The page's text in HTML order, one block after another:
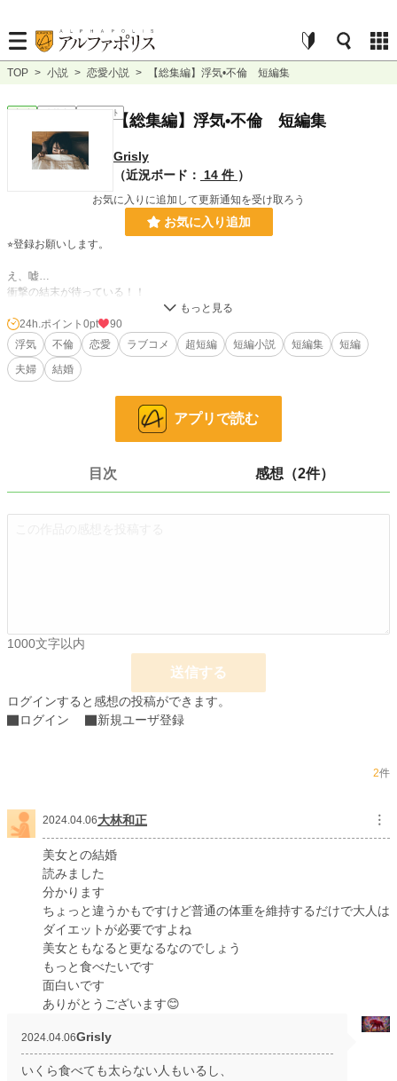
TOP > 小説 > 恋愛小説 > 【総集編】浮気•不倫 短編集
ｼｮｰﾄｼｮｰﾄ【総集編】浮気•不倫 短編集
Grisly
（近況ボード：
14 件 ）
お気に入りに追加して更新通知を受け取ろう
お気に入り追加
⭐︎登録お願いします。
え、嘘…
衝撃の結末が待っている！！
小説 228,629 位 / 228,629 件
恋愛 66,323 位 / 66,323 件
初回公開日時 2024.04.05 06:50
累計ポイント 7,019 pt (111,503 位)
24h.ポイント 0pt
90
浮気
不倫 恋愛 ラブコメ 超短編 短編小説 短編集
短編
夫婦
結婚
アプリで読む
目次 感想（2件）
1000文字以内
送信する
ログインすると感想の投稿ができます。
ログイン
新規ユーザ登録
2件
2024.04.06大林和正 ︙
美女との結婚
読みました
分かります
ちょっと違うかもですけど普通の体重を維持するだけで大人は
ダイエットが必要ですよね
美女ともなると更なるなのでしょう
もっと食べたいです
面白いです
ありがとうございます😊
2024.04.06Grisly
いくら食べても太らない人もいるし、